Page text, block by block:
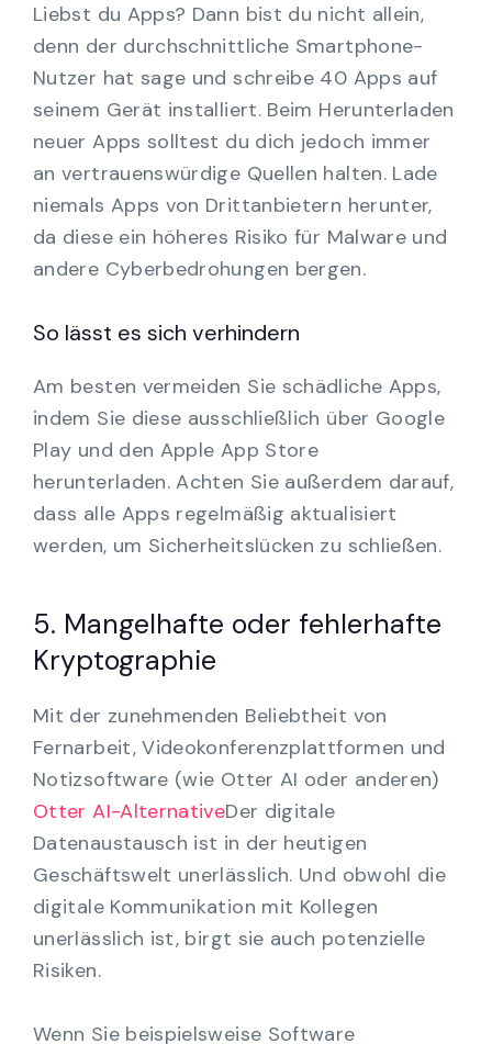
Liebst du Apps? Dann bist du nicht allein,
denn der durchschnittliche Smartphone-
Nutzer hat sage und schreibe 40 Apps auf
seinem Gerät installiert. Beim Herunterladen
neuer Apps solltest du dich jedoch immer
an vertrauenswürdige Quellen halten. Lade
niemals Apps von Drittanbietern herunter,
da diese ein höheres Risiko für Malware und
andere Cyberbedrohungen bergen.
So lässt es sich verhindern
Am besten vermeiden Sie schädliche Apps,
indem Sie diese ausschließlich über Google
Play und den Apple App Store
herunterladen. Achten Sie außerdem darauf,
dass alle Apps regelmäßig aktualisiert
werden, um Sicherheitslücken zu schließen.
5. Mangelhafte oder fehlerhafte
Kryptographie
Mit der zunehmenden Beliebtheit von
Fernarbeit, Videokonferenzplattformen und
Notizsoftware (wie Otter AI oder anderen)
Otter AI-AlternativeDer digitale
Datenaustausch ist in der heutigen
Geschäftswelt unerlässlich. Und obwohl die
digitale Kommunikation mit Kollegen
unerlässlich ist, birgt sie auch potenzielle
Risiken.
Wenn Sie beispielsweise Software